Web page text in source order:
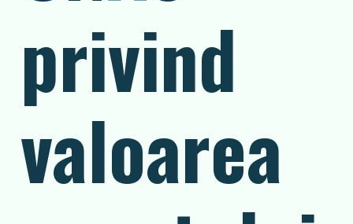
privind
valoarea